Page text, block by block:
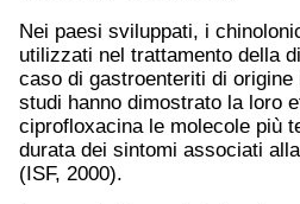
Nei paesi sviluppati, i
utilizzati nel trattamento della
caso di gastroenteriti di
studi hanno dimostrato la loro
ciprofloxacina le molecole più
durata dei sintomi associati
(ISF, 2000).